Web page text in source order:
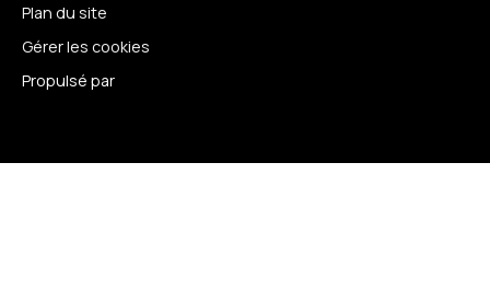
Plan du site
Gérer les cookies
Propulsé par